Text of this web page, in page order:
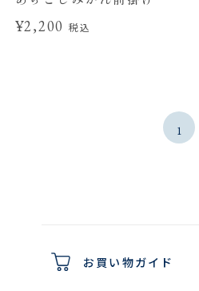
¥2,200税込
1
お買い物ガイド